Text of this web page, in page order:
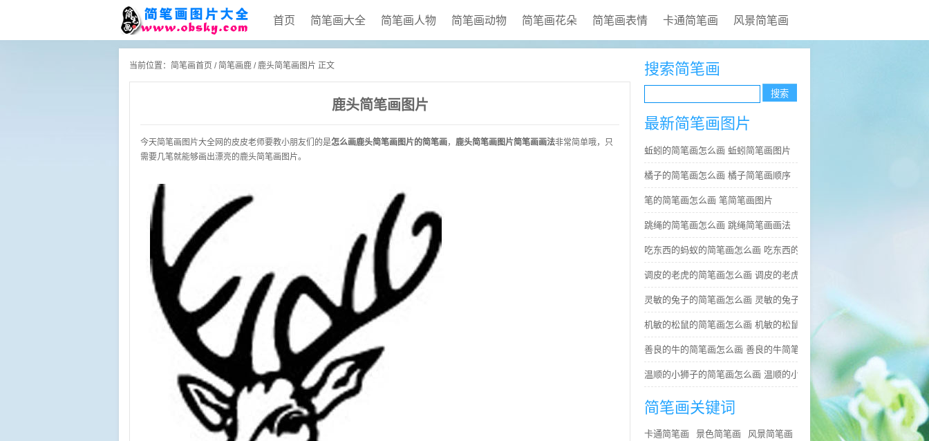
首页 简笔画大全 简笔画人物 简笔画动物 简笔画花朵 简笔画表情 卡通简笔画 风景简笔画
当前位置： 简笔画首页 / 简笔画鹿 / 鹿头简笔画图片 正文
鹿头简笔画图片
今天简笔画图片大全网的皮皮老师要教小朋友们的是怎么画鹿头简笔画图片的简笔画， 鹿头简笔画图片简笔画画法非常简单哦，只
需要几笔就能够画出漂亮的鹿头简笔画图片。
搜索简笔画
最新简笔画图片
蚯蚓的简笔画怎么画 蚯蚓简笔画图片
橘子的简笔画怎么画 橘子简笔画顺序
笔的简笔画怎么画 笔简笔画图片
跳绳的简笔画怎么画 跳绳简笔画画法
吃东西的蚂蚁的简笔画怎么画 吃东西的蚂蚁简笔画好看
调皮的老虎的简笔画怎么画 调皮的老虎简笔画图片大全
灵敏的兔子的简笔画怎么画 灵敏的兔子简笔画步骤
机敏的松鼠的简笔画怎么画 机敏的松鼠简笔画简单又好看
善良的牛的简笔画怎么画 善良的牛简笔画简单
温顺的小狮子的简笔画怎么画 温顺的小狮子简笔画步骤
简笔画关键词
卡通简笔画 景色简笔画 风景简笔画